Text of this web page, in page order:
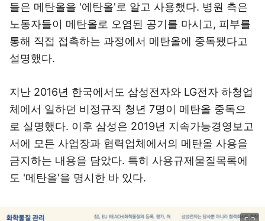
들은 메탄올을 '에탄올'로 알고 사용했다. 병원 측은
노동자들이 메탄올로 오염된 공기를 마시고, 피부를
통해 직접 접촉하는 과정에서 메탄올에 중독됐다고
설명했다.
지난 2016년 한국에서도 삼성전자와 LG전자 하청업
체에서 일하던 비정규직 청년 7명이 메탄올 중독으
로 실명했다. 이후 삼성은 2019년 지속가능경영보고
서에 모든 사업장과 협력업체에서의 메탄올 사용을
금지하는 내용을 담았다. 특히 사용규제물질목록에
도 '메탄올'을 명시한 바 있다.